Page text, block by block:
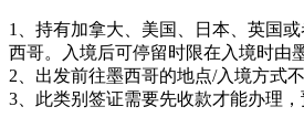
1、持有加拿大、美国、日本、英国
西哥。入境后可停留时限在入境时由
2、出发前往墨西哥的地点/入境方式
3、此类别签证需要先收款才能办理